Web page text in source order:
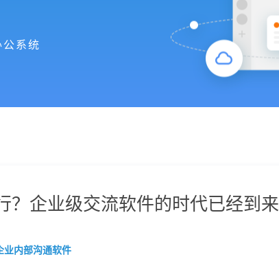
公系统
？企业级交流软件的时代已经到来
业内部沟通软件